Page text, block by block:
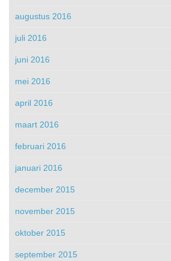
augustus 2016
juli 2016
juni 2016
mei 2016
april 2016
maart 2016
februari 2016
januari 2016
december 2015
november 2015
oktober 2015
september 2015